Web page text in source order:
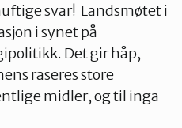
svar! Landsmøtet i
i synet på
Det gir håp,
raseres store
midler, og til inga